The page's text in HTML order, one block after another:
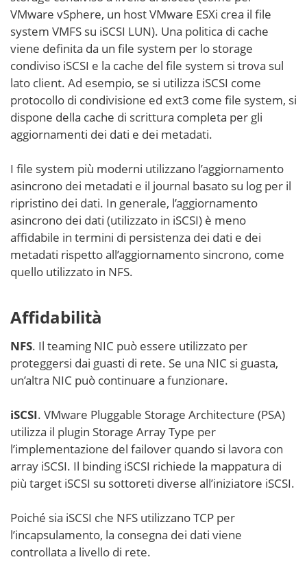
VMware vSphere, un host VMware ESXi crea il file
system VMFS su iSCSI LUN). Una politica di cache
viene definita da un file system per lo storage
condiviso iSCSI e la cache del file system si trova sul
lato client. Ad esempio, se si utilizza iSCSI come
protocollo di condivisione ed ext3 come file system, si
dispone della cache di scrittura completa per gli
aggiornamenti dei dati e dei metadati.
I file system più moderni utilizzano l’aggiornamento
asincrono dei metadati e il journal basato su log per il
ripristino dei dati. In generale, l’aggiornamento
asincrono dei dati (utilizzato in iSCSI) è meno
affidabile in termini di persistenza dei dati e dei
metadati rispetto all’aggiornamento sincrono, come
quello utilizzato in NFS.
Affidabilità
NFS. Il teaming NIC può essere utilizzato per
proteggersi dai guasti di rete. Se una NIC si guasta,
un’altra NIC può continuare a funzionare.
iSCSI. VMware Pluggable Storage Architecture (PSA)
utilizza il plugin Storage Array Type per
l’implementazione del failover quando si lavora con
array iSCSI. Il binding iSCSI richiede la mappatura di
più target iSCSI su sottoreti diverse all’iniziatore iSCSI.
Poiché sia iSCSI che NFS utilizzano TCP per
l’incapsulamento, la consegna dei dati viene
controllata a livello di rete.